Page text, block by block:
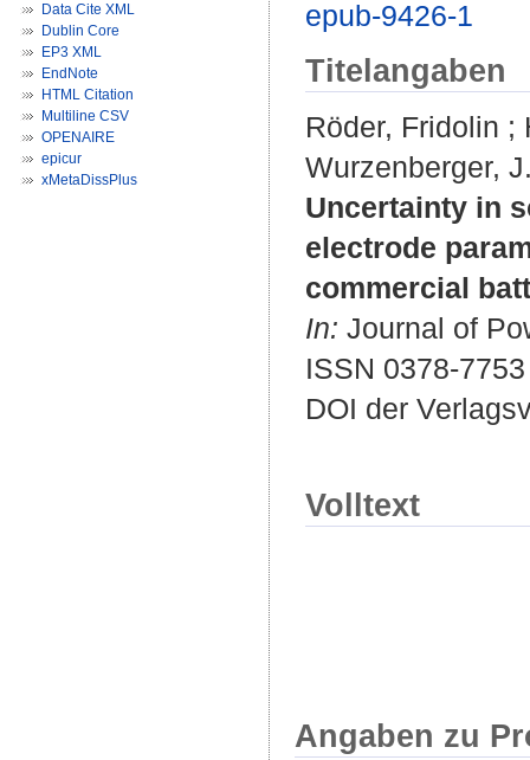
Data Cite XML
Dublin Core
EP3 XML
EndNote
HTML Citation
Multiline CSV
OPENAIRE
epicur
xMetaDissPlus
epub-9426-1
Titelangaben
Röder, Fridolin ;
Wurzenberger,
Uncertainty in
electrode
commercial
In: Journal of
ISSN 0378-7753
DOI der
Volltext
Angaben zu